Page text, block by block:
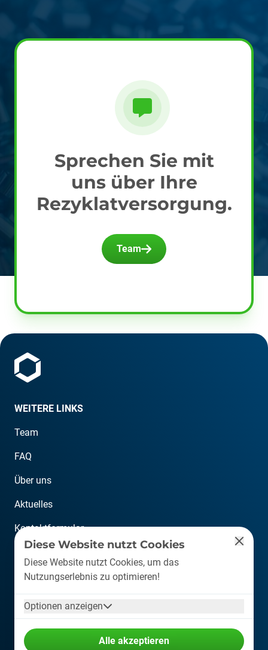
Diese Website nutzt Cookies
Diese Website nutzt Cookies, um das
Nutzungserlebnis zu optimieren!
Optionen anzeigen
Alle akzeptieren
Sprechen Sie mit
uns über Ihre
Rezyklatversorgung.
Team
WEITERE LINKS
Team
FAQ
Über uns
Aktuelles
Kontaktformular
KONTAKT
info@plastship.com
+49 6126 589 80 10
Auf der Lind 10, 65529 Waldems